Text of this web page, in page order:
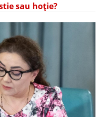
sau hoție?